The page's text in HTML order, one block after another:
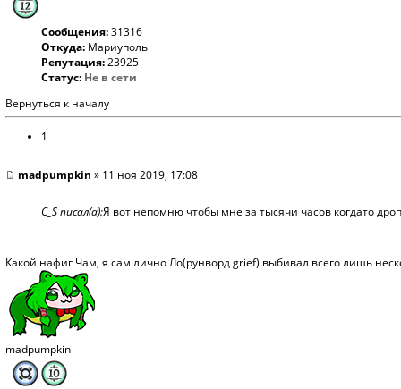
Сообщения:31316
Откуда: Мариуполь
Репутация:23925
Статус: Не в сети
Вернуться к началу
1
madpumpkin » 11 ноя 2019, 17:08
C_S писал(а):Я вот непомню чтобы мне за тысячи часов когдато
Какой нафиг Чам, я сам лично Ло(рунворд grief) выбивал всего лишь
madpumpkin